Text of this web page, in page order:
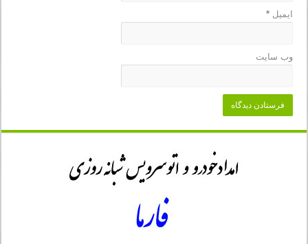
ایمیل*
وب‌ سایت